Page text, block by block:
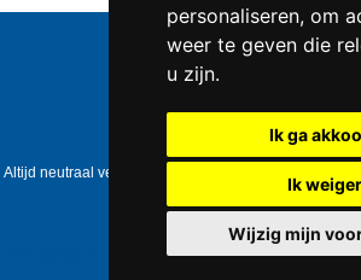
personaliseren, om
weer te geven die
u zijn.
Ik ga
Ik weiger
Wijzig mijn
Telefoonnummer:
5085.3279 te
BTW-nummer:
IBAN:
Copyright © 2006-2026
Altijd neutraal verpakt • Geen expliciete vermelding op
voor 17:00 besteld = dezelfde dag
Update cookies preferences
https://www.swingshop.nl/images/